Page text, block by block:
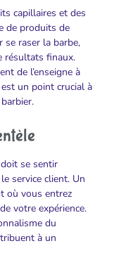
capillaires et des
de produits de
raser la barbe,
résultats finaux.
de l’enseigne à
un point crucial à
se sentir
service client. Un
où vous entrez
votre expérience.
du
à un